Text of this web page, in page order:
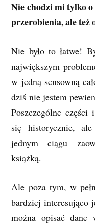
Nie chodzi mi tylko o
przerobienia, ale też
Nie było to łatwe!
największym
w jedną sensowną
dziś nie jestem
Poszczególne części
się historycznie,
jednym ciągu
książką.
Ale poza tym, w
bardziej interesująco
można opisać